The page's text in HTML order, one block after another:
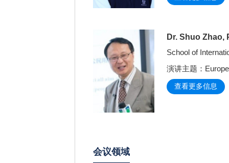
Dr. Shuo Zhao,
School of
演讲主题：
查看更多信息
会议领域